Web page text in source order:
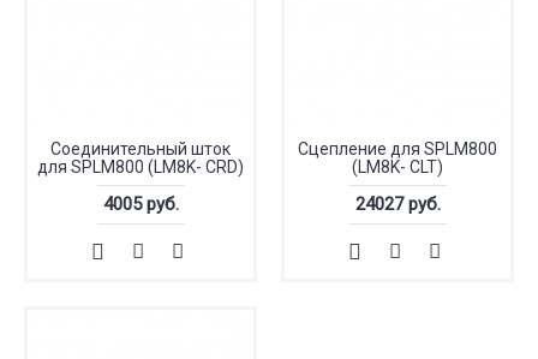
Соединительный шток
для SPLM800 (LM8K- CRD)
4005 руб.
Сцепление для SPLM800
(LM8K- CLT)
24027 руб.